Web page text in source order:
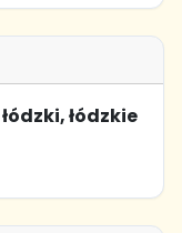
łódzkie